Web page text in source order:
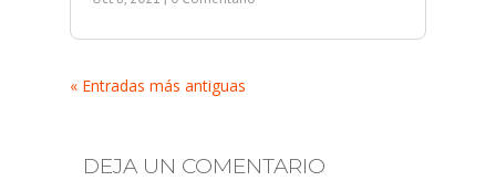
« Entradas más antiguas
DEJA UN COMENTARIO